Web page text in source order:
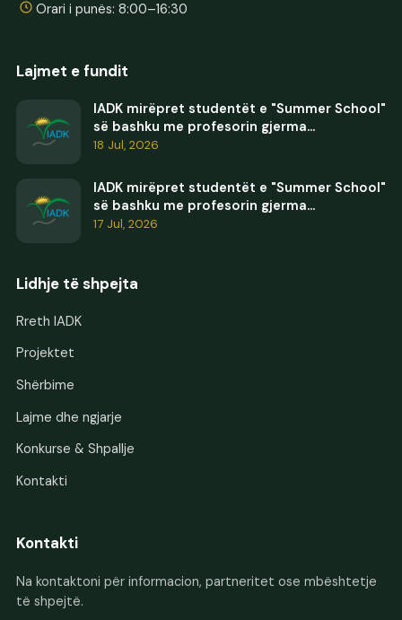
Orari i punës: 8:00–16:30
Lajmet e fundit
IADK mirëpret studentët e "Summer School"
së bashku me profesorin gjerma...
18 Jul, 2026
IADK mirëpret studentët e "Summer School"
së bashku me profesorin gjerma...
17 Jul, 2026
Lidhje të shpejta
Rreth IADK
Projektet
Shërbime
Lajme dhe ngjarje
Konkurse & Shpallje
Kontakti
Kontakti
Na kontaktoni për informacion, partneritet ose mbështetje
të shpejtë.